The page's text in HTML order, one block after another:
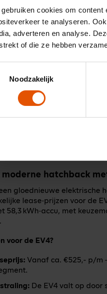
gebruiken cookies om
te analyseren.
adverteren en analyse.
of die ze hebben
Noodzakelijk
excl. btw en kunnen
voor de Enyaq?
Een van de ruimste
of bagage.
maakt.
zakelijke rijders die veel
of een flexibele gezinsauto
moderne hatchback
gloednieuwe elektrische
lease‑prijzen voor de
58,3 kWh‑accu, met
voor de EV4?
Vanaf ca. €525,- p/m
De EV4 valt op